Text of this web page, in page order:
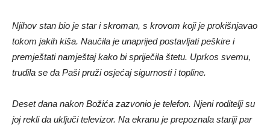
Njihov stan bio je star i skroman, s krovom koji je prokišnjavao
tokom jakih kiša. Naučila je unaprijed postavljati peškire i
premještati namještaj kako bi spriječila štetu. Uprkos svemu,
trudila se da Paši pruži osjećaj sigurnosti i topline.
Deset dana nakon Božića zazvonio je telefon. Njeni roditelji su
joj rekli da uključi televizor. Na ekranu je prepoznala stariji par